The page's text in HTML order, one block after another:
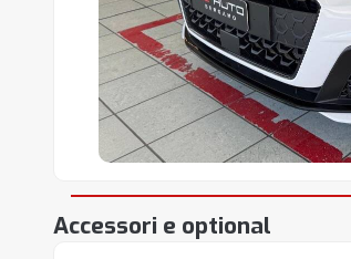
Accessori e optional